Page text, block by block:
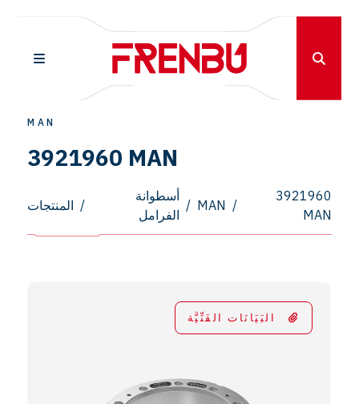
MAN
3921960 MAN
المنتجات /
أسطوانة
الفرامل
/ MAN /
3921960
MAN
البَيَانَات الفَنِّيَّة